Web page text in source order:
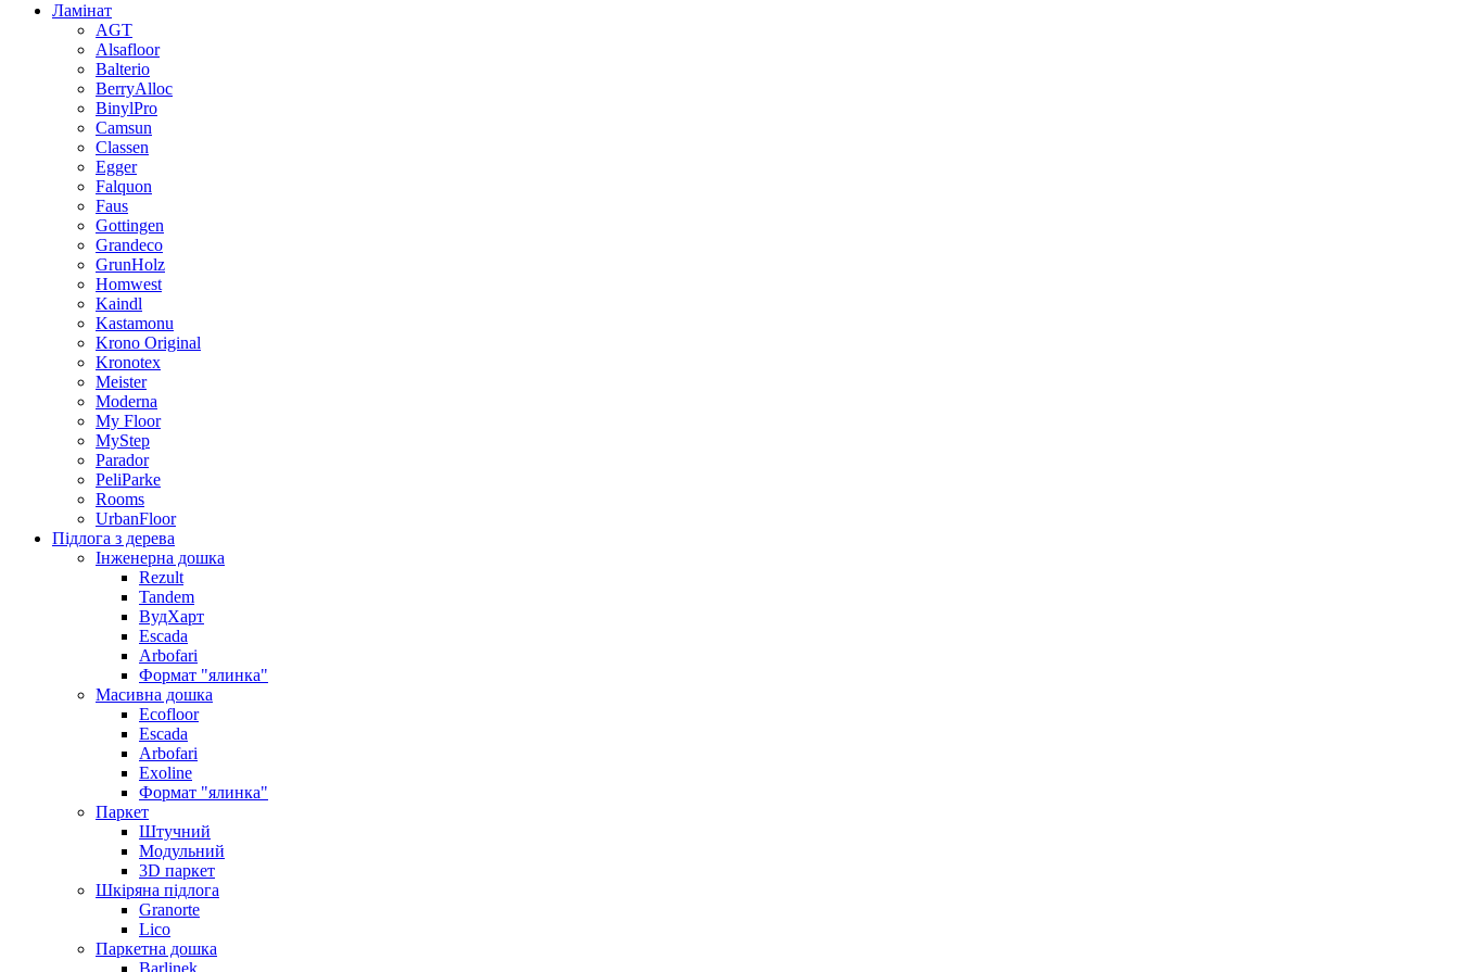
Ламінат
AGT
Alsafloor
Balterio
BerryAlloc
BinylPro
Camsun
Classen
Egger
Falquon
Faus
Gottingen
Grandeco
GrunHolz
Homwest
Kaindl
Kastamonu
Krono Original
Kronotex
Meister
Moderna
My Floor
MyStep
Parador
PeliParke
Rooms
UrbanFloor
Підлога з дерева
Інженерна дошка
Rezult
Tandem
ВудХарт
Escada
Arbofari
Формат "ялинка"
Масивна дошка
Ecofloor
Escada
Arbofari
Exoline
Формат "ялинка"
Паркет
Штучний
Модульний
3D паркет
Шкіряна підлога
Granorte
Lico
Паркетна дошка
Barlinek